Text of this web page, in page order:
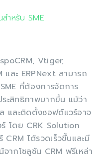
ำหรับ SME
Vtiger,
และ ERPNext สามารถ
ที่ต้องการจัดการ
ะสิทธิภาพมากขึ้น แม้ว่า
และติดตั้งซอฟต์แวร์อาจ
โดย CRK Solution
CRM ได้รวดเร็วขึ้นและมี
ากโซลูชัน CRM ฟรีเหล่า